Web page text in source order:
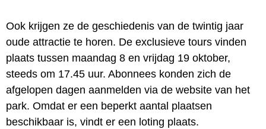
Ook krijgen ze de geschiedenis van de twintig jaar
oude attractie te horen. De exclusieve tours vinden
plaats tussen maandag 8 en vrijdag 19 oktober,
steeds om 17.45 uur. Abonnees konden zich de
afgelopen dagen aanmelden via de website van het
park. Omdat er een beperkt aantal plaatsen
beschikbaar is, vindt er een loting plaats.